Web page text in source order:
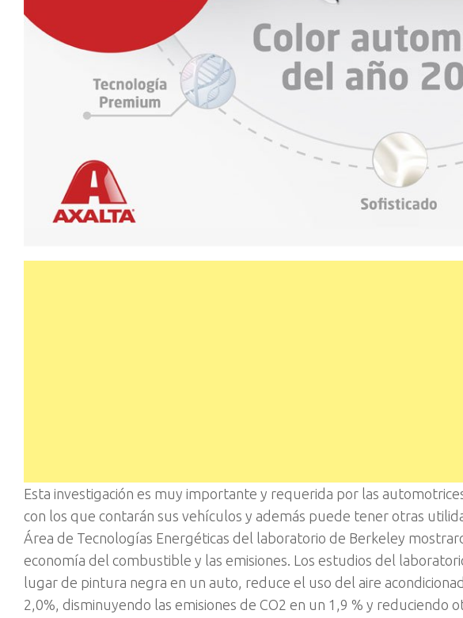
Esta investigación es muy importante y requerida por las
con los que contarán sus vehículos y además puede tener otras
Área de Tecnologías Energéticas del laboratorio de Berkeley
economía del combustible y las emisiones. Los estudios del
lugar de pintura negra en un auto, reduce el uso del aire
2,0%, disminuyendo las emisiones de CO2 en un 1,9 % y reduciendo